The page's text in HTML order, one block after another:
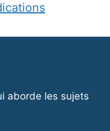
aborde les sujets